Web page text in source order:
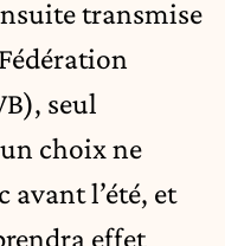
transmise
seul
choix ne
l’été, et
effet